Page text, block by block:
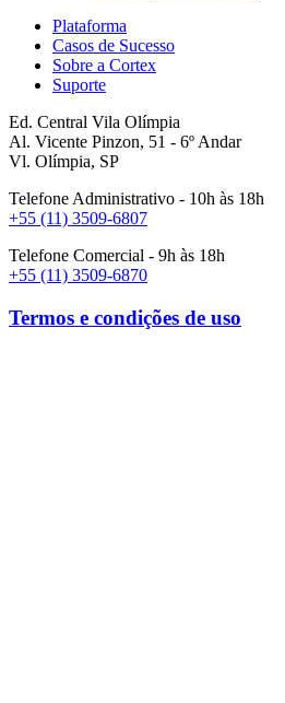
Plataforma
Casos de Sucesso
Sobre a Cortex
Suporte
Ed. Central Vila Olímpia
Al. Vicente Pinzon, 51 - 6º Andar
Vl. Olímpia, SP
Telefone Administrativo - 10h às 18h
+55 (11) 3509-6807
Telefone Comercial - 9h às 18h
+55 (11) 3509-6870
Termos e condições de uso